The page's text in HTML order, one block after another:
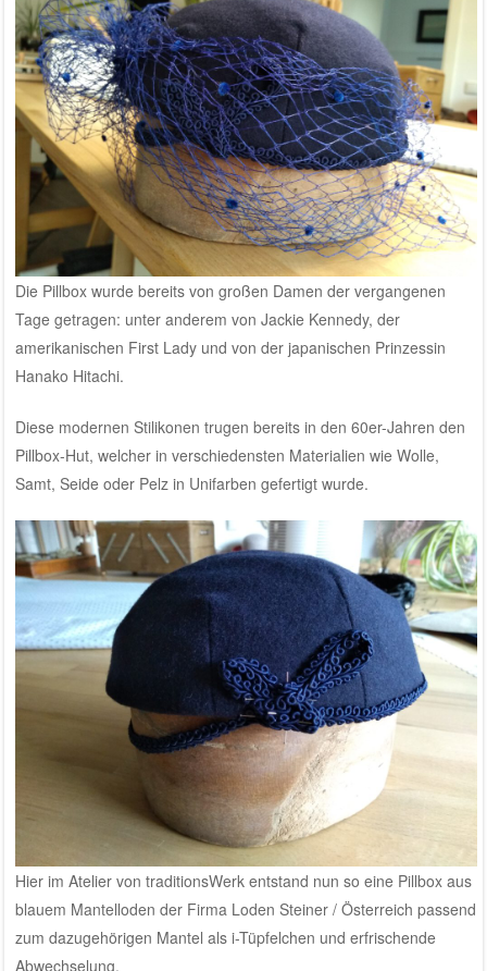
Die Pillbox wurde bereits von großen Damen der vergangenen
Tage getragen: unter anderem von Jackie Kennedy, der
amerikanischen First Lady und von der japanischen Prinzessin
Hanako Hitachi.
Diese modernen Stilikonen trugen bereits in den 60er-Jahren den
Pillbox-Hut, welcher in verschiedensten Materialien wie Wolle,
Samt, Seide oder Pelz in Unifarben gefertigt wurde.
Hier im Atelier von traditionsWerk entstand nun so eine Pillbox aus
blauem Mantelloden der Firma Loden Steiner / Österreich passend
zum dazugehörigen Mantel als i-Tüpfelchen und erfrischende
Abwechselung.